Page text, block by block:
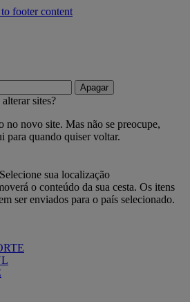
footer content
Apagar
sites?
no novo site. Mas não se preocupe,
para quando quiser voltar.
Selecione sua localização
o conteúdo da sua cesta. Os itens
ser enviados para o país selecionado.